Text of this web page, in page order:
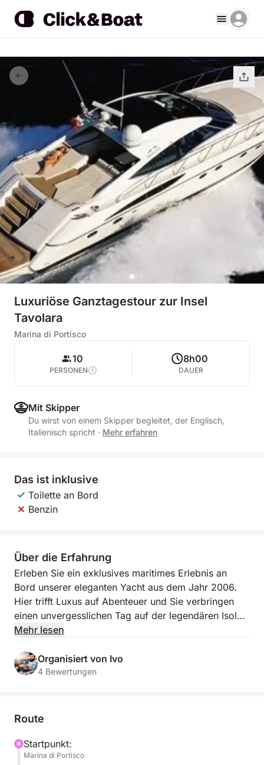
Luxuriöse Ganztagestour zur Insel
Tavolara
Marina di Portisco
10
PERSONEN
8h00
DAUER
Mit Skipper
Du wirst von einem Skipper begleitet, der Englisch,
Italienisch spricht · Mehr erfahren
Das ist inklusive
Toilette an Bord
Benzin
Über die Erfahrung
Erleben Sie ein exklusives maritimes Erlebnis an
Bord unserer eleganten Yacht aus dem Jahr 2006.
Hier trifft Luxus auf Abenteuer und Sie verbringen
einen unvergesslichen Tag auf der legendären Isola
di Tavolara. Dieses Schiff wurde für anspruchsvolle
mit außergewöhnlichem Komfort. Es bietet
geräumige Loungebereiche und viel Liebe zum
sorgt während Ihrer gesamten Reise für persönlichen
Ihr Tag beginnt mit einer malerischen Kreuzfahrt
Mehr lesen
Organisiert von Ivo
4 Bewertungen
Route
Startpunkt:
Marina di Portisco